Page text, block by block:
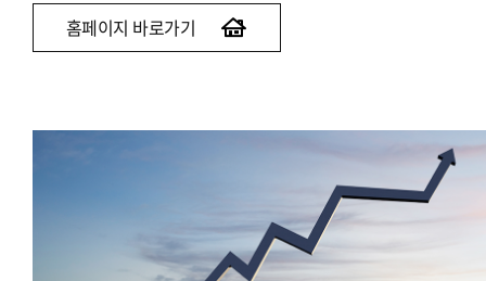
홈페이지 바로가기